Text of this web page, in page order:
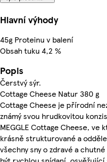
Hlavní výhody
45g Proteinu v balení
Obsah tuku 4,2 %
Popis
Čerstvý sýr.
Cottage Cheese Natur 380 g
Cottage Cheese je přírodní
známý svou hrudkovitou
MEGGLE Cottage Cheese, ve
krásně strukturované a
všechny sny o zdravé a